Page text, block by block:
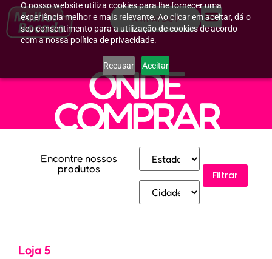
O nosso website utiliza cookies para lhe fornecer uma
experiência melhor e mais relevante. Ao clicar em aceitar, dá o
seu consentimento para a utilização de cookies de acordo
com a nossa política de privacidade.
Recusar Aceitar
WHATSAPP
ONDE
COMPRAR
Encontre nossos
produtos
Filtrar
Loja 5